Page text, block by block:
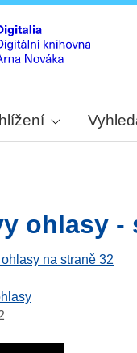
ohlasy -
na straně 32